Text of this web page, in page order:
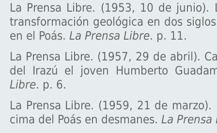
La Prensa Libre. (1953, 10 de junio).
transformación geológica en dos
en el Poás. La Prensa Libre. p. 11.
La Prensa Libre. (1957, 29 de abril).
del Irazú el joven Humberto
Libre. p. 6.
La Prensa Libre. (1959, 21 de marzo).
cima del Poás en desmanes. La Prensa